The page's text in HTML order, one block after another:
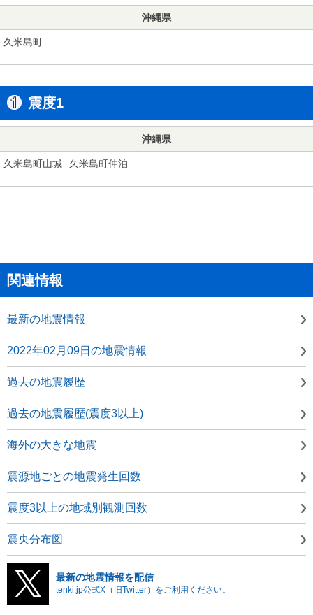
沖縄県
久米島町
震度1
沖縄県
久米島町山城 久米島町仲泊
関連情報
最新の地震情報
2022年02月09日の地震情報
過去の地震履歴
過去の地震履歴(震度3以上)
海外の大きな地震
震源地ごとの地震発生回数
震度3以上の地域別観測回数
震央分布図
最新の地震情報を配信
tenki.jp公式X（旧Twitter）をご利用ください。